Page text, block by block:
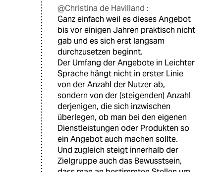
@Christina de Havilland :
Ganz einfach weil es dieses Angebot
bis vor einigen Jahren praktisch nicht
gab und es sich erst langsam
durchzusetzen beginnt.
Der Umfang der Angebote in Leichter
Sprache hängt nicht in erster Linie
von der Anzahl der Nutzer ab,
sondern von der (steigenden) Anzahl
derjenigen, die sich inzwischen
überlegen, ob man bei den eigenen
Dienstleistungen oder Produkten so
ein Angebot auch machen sollte.
Und zugleich steigt innerhalb der
Zielgruppe auch das Bewusstsein,